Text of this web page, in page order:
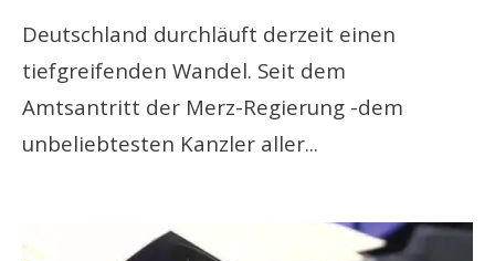
Deutschland durchläuft derzeit einen
tiefgreifenden Wandel. Seit dem
Amtsantritt der Merz-Regierung -dem
unbeliebtesten Kanzler aller...